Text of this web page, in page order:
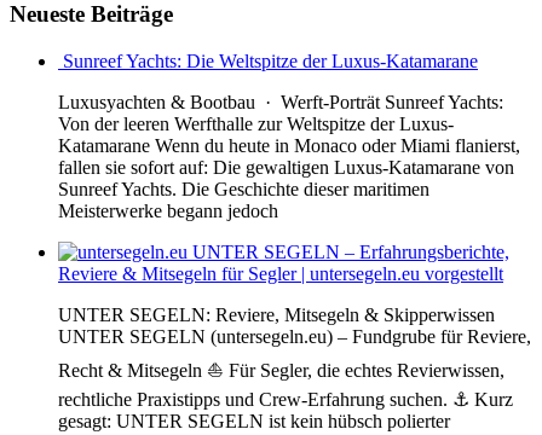
Neueste Beiträge
Sunreef Yachts: Die Weltspitze der Luxus-Katamarane
Luxusyachten & Bootbau · Werft-Porträt Sunreef Yachts:
Von der leeren Werfthalle zur Weltspitze der Luxus-
Katamarane Wenn du heute in Monaco oder Miami flanierst,
fallen sie sofort auf: Die gewaltigen Luxus-Katamarane von
Sunreef Yachts. Die Geschichte dieser maritimen
Meisterwerke begann jedoch
UNTER SEGELN – Erfahrungsberichte,
Reviere & Mitsegeln für Segler | untersegeln.eu vorgestellt
UNTER SEGELN: Reviere, Mitsegeln & Skipperwissen
UNTER SEGELN (untersegeln.eu) – Fundgrube für Reviere,
Recht & Mitsegeln ⛵ Für Segler, die echtes Revierwissen,
rechtliche Praxistipps und Crew-Erfahrung suchen. ⚓ Kurz
gesagt: UNTER SEGELN ist kein hübsch polierter